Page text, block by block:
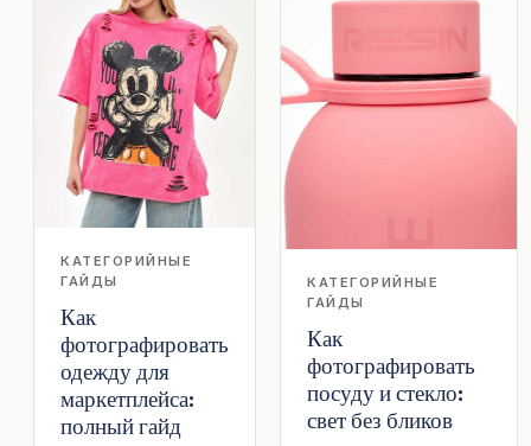
КАТЕГОРИЙНЫЕ
ГАЙДЫ
Как
фотографировать
одежду для
маркетплейса:
полный гайд
КАТЕГОРИЙНЫЕ
ГАЙДЫ
Как
фотографировать
посуду и стекло:
свет без бликов